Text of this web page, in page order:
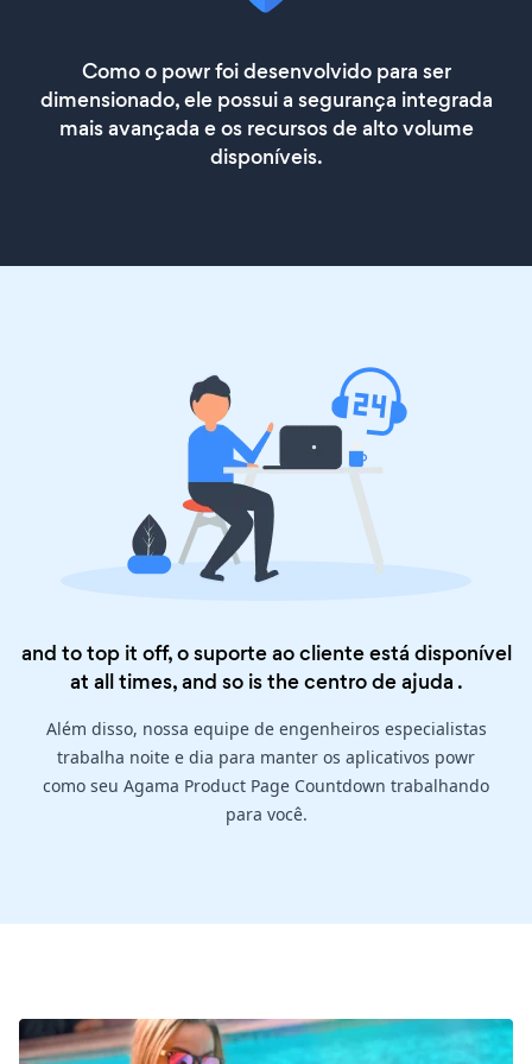
Como o powr foi desenvolvido para ser
dimensionado, ele possui a segurança integrada
mais avançada e os recursos de alto volume
disponíveis.
and to top it off, o suporte ao cliente está disponível
at all times, and so is thecentro de ajuda .
Além disso, nossa equipe de engenheiros especialistas
trabalha noite e dia para manter os aplicativos powr
como seu Agama Product Page Countdown trabalhando
para você.